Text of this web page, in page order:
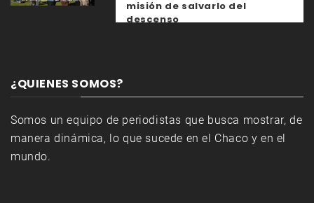
misión de salvarlo del
descenso
¿QUIENES SOMOS?
Somos un equipo de periodistas que busca mostrar, de
manera dinámica, lo que sucede en el Chaco y en el
mundo.